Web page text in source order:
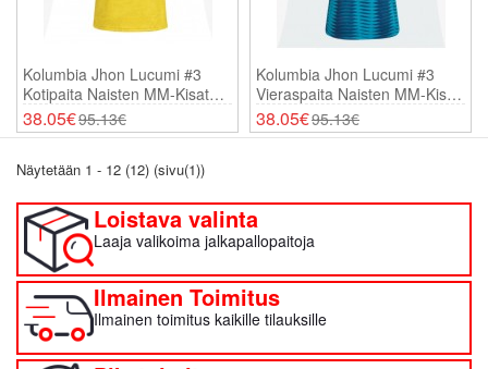
Kolumbia Jhon Lucumi #3
Kotipaita Naisten MM-Kisat
2026 Lyhythihainen
38.05€95.13€
Kolumbia Jhon Lucumi #3
Vieraspaita Naisten MM-Kisat
2026 Lyhythihainen
38.05€95.13€
Näytetään 1 - 12 (12) (sivu(1))
Loistava valinta
Laaja valikoima jalkapallopaitoja
Ilmainen Toimitus
Ilmainen toimitus kaikille tilauksille